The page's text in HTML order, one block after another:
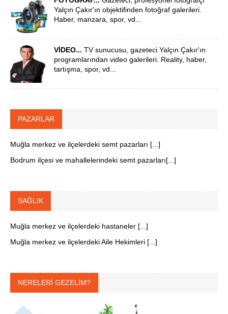
Yalçın Çakır'ın objektifinden fotoğraf galerileri.
Haber, manzara, spor, vd...
VİDEO... TV sunucusu, gazeteci Yalçın Çakır'ın
programlarından video galerileri. Reality, haber,
tartışma, spor, vd...
PAZARLAR
Muğla merkez ve ilçelerdeki semt pazarları [...]
Bodrum ilçesi ve mahallelerindeki semt pazarları[...]
SAĞLIK
Muğla merkez ve ilçelerdeki hastaneler [...]
Muğla merkez ve ilçelerdeki Aile Hekimleri [...]
NERELERİ GEZELİM?